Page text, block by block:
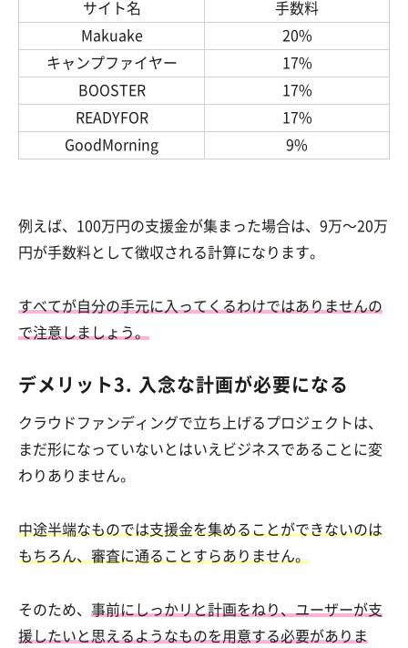
サイト名
手数料
Makuake
20%
キャンプファイヤー
17%
BOOSTER
17%
READYFOR
17%
GoodMorning
9%
例えば、100万円の支援金が集まった場合は、9万～20万
円が手数料として徴収される計算になります。
すべてが自分の手元に入ってくるわけではありませんの
で注意しましょう。
デメリット3. 入念な計画が必要になる
クラウドファンディングで立ち上げるプロジェクトは、
まだ形になっていないとはいえビジネスであることに変
わりありません。
中途半端なものでは支援金を集めることができないのは
もちろん、審査に通ることすらありません。
そのため、 事前にしっかリと計画をねり、ユーザーが支
援したいと思えるようなものを用意する必要がありま